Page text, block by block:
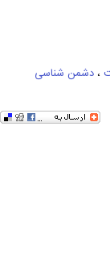
، دشمن شناسی